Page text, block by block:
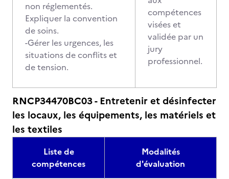
non réglementés.
Expliquer la convention
de soins.
-Gérer les urgences, les
situations de conflits et
de tension.
compétences
visées et
validée par un
jury
professionnel.
RNCP34470BC03 - Entretenir et désinfecter
les locaux, les équipements, les matériels et
les textiles
Liste de
compétences
Modalités
d'évaluation